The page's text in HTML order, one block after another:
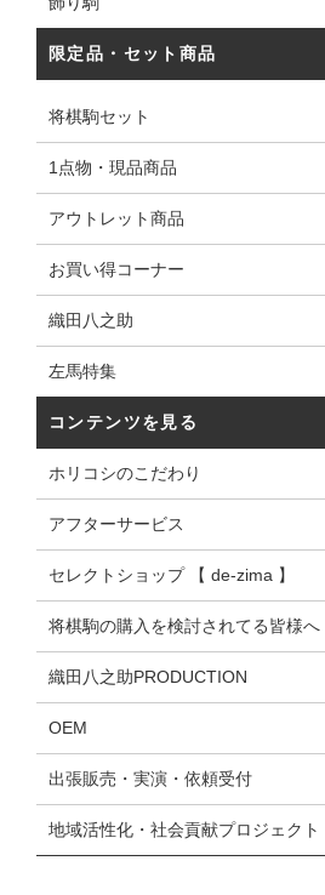
限定品・セット商品
将棋駒セット
1点物・現品商品
アウトレット商品
お買い得コーナー
織田八之助
左馬特集
コンテンツを見る
ホリコシのこだわり
アフターサービス
セレクトショップ 【 de-zima 】
将棋駒の購入を検討されてる皆様へ
織田八之助PRODUCTION
OEM
出張販売・実演・依頼受付
地域活性化・社会貢献プロジェクト